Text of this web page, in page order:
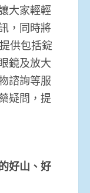
大家輕輕
，同時將
供包括錠
鏡及放大
諮詢等服
疑問，提
好山、好